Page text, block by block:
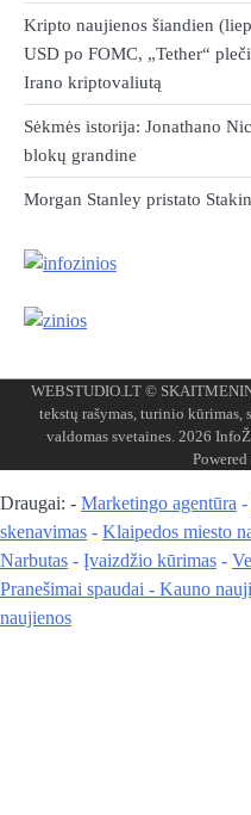
Kripto naujienos šiandien
USD po FOMC, „Tether“
Irano kriptovaliutą
Sėkmės istorija: Jonathano
blokų grandine
Morgan Stanley pristato
WEBSTUDIO.LT ©
tekstų rašymas, turinio kūrimas,
valdomas svetaines. 2026
Draugai: - Marketingo agentūra -
skenavimas - Klaipedos miesto
Narbutas - Įvaizdžio kūrimas -
Pranešimai spaudai - Kauno
naujienos